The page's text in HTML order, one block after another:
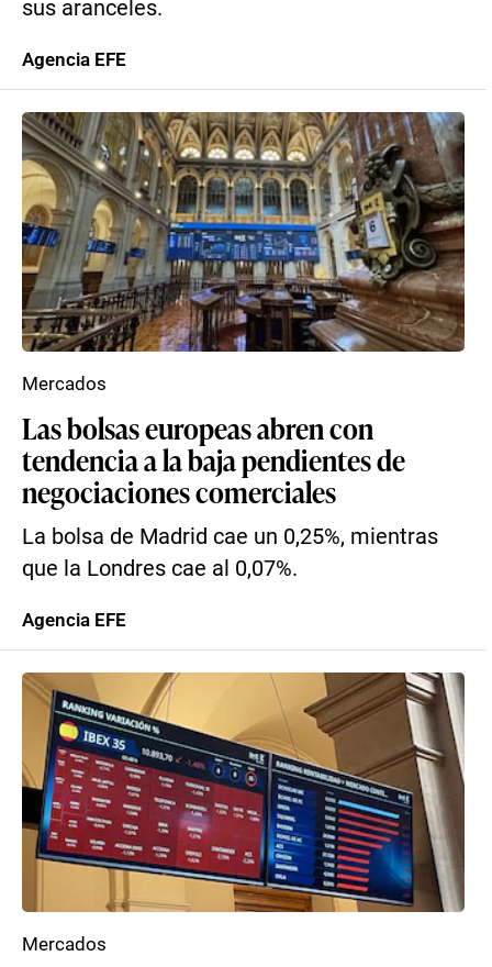
sus aranceles.
Agencia EFE
Las bolsas europeas abren con
tendencia a la baja pendientes de
negociaciones comerciales
La bolsa de Madrid cae un 0,25%, mientras
que la Londres cae al 0,07%.
Mercados
Agencia EFE
Mercados